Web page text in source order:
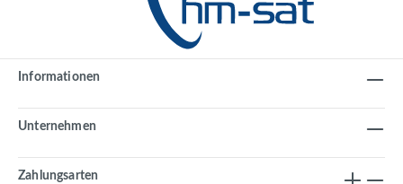
Informationen
Unternehmen
Zahlungsarten